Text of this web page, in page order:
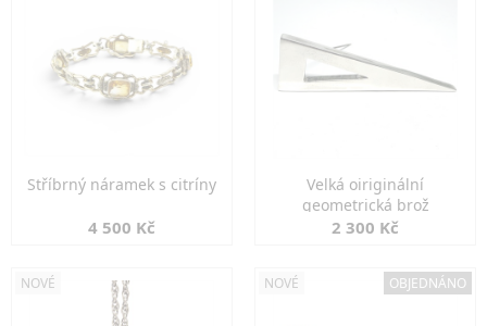
Stříbrný náramek s citríny
4 500 Kč
Velká oiriginální
geometrická brož
2 300 Kč
NOVÉ NOVÉ OBJEDNÁNO